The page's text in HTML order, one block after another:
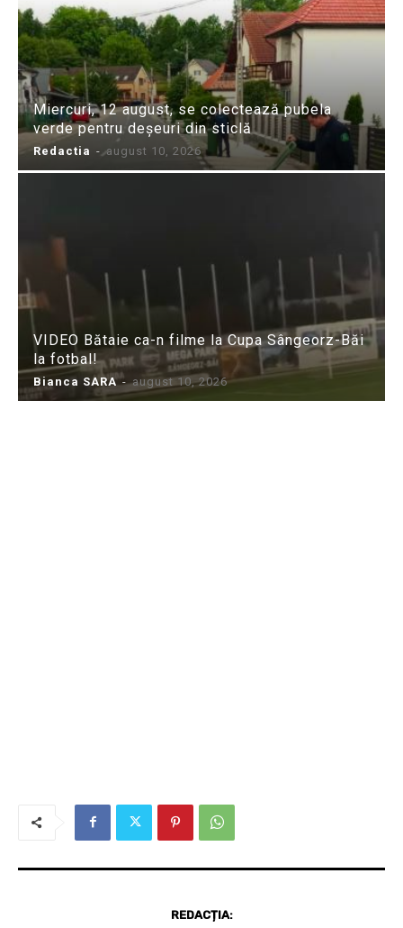
Miercuri, 12 august, se colectează pubela
verde pentru deșeuri din sticlă
Redactia - august 10, 2026
VIDEO Bătaie ca-n filme la Cupa Sângeorz-Băi
la fotbal!
Bianca SARA - august 10, 2026
REDACȚIA: